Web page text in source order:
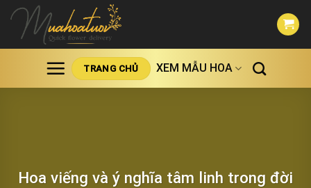
Skip
content
TRANG CHỦ XEM MẪU HOA
Hoa viếng và ý nghĩa tâm linh trong đời